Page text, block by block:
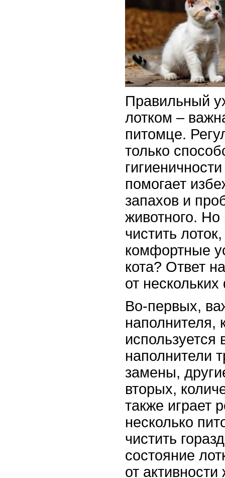
Правильный
лотком –
питомце.
только
помогает
запахов и
животного. Но
чистить
комфортные
кота? Ответ
от
Во-первых,
наполнителя,
используется
наполнители
замены,
вторых,
также играет
несколько
чистить
состояние
от активности